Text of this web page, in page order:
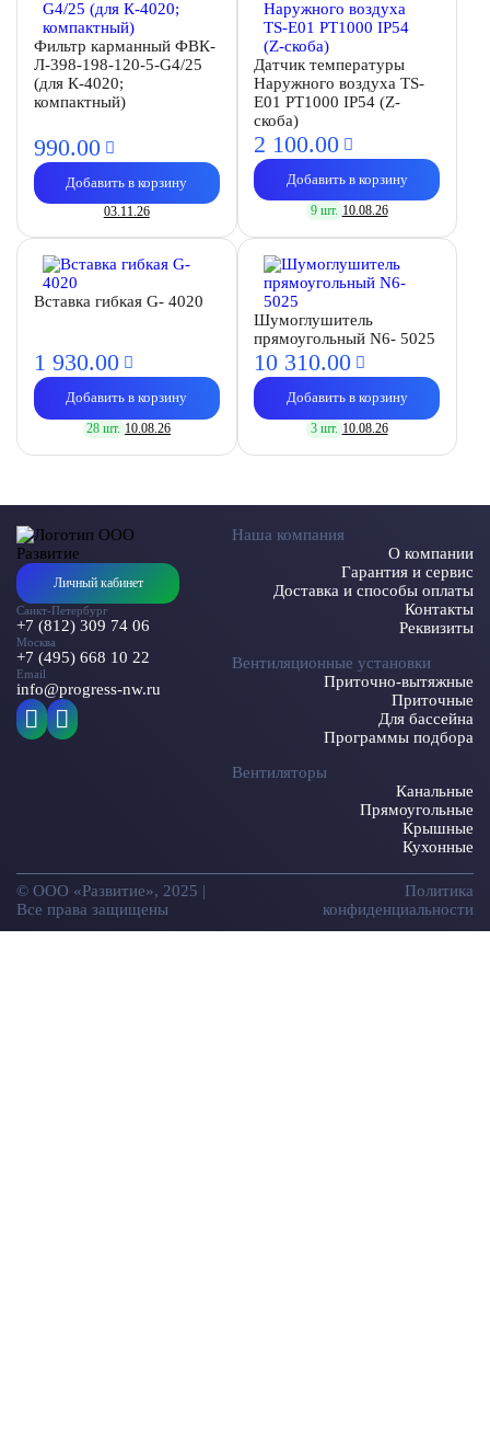
Фильтр карманный ФВК-
Л-398-198-120-5-G4/25
(для К-4020;
компактный)
990.00
Добавить в корзину
03.11.26
Датчик температуры
Наружного воздуха TS-
E01 PT1000 IP54 (Z-
скоба)
2 100.00
Добавить в корзину
9 шт. 10.08.26
Вставка гибкая G- 4020
1 930.00
Добавить в корзину
28 шт. 10.08.26
Шумоглушитель
прямоугольный N6- 5025
10 310.00
Добавить в корзину
3 шт. 10.08.26
Личный кабинет
Санкт-Петербург
+7 (812) 309 74 06
Москва
+7 (495) 668 10 22
Email
info@progress-nw.ru
Наша компания
О компании
Гарантия и сервис
Доставка и способы оплаты
Контакты
Реквизиты
Вентиляционные установки
Приточно-вытяжные
Приточные
Для бассейна
Программы подбора
Вентиляторы
Канальные
Прямоугольные
Крышные
Кухонные
© ООО «Развитие», 2025 |
Все права защищены
Политика
конфиденциальности